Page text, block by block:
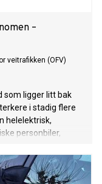
–
veitrafikken (OFV)
som ligger litt bak
i stadig flere
helelektrisk,
personbiler,
at elbilen er blitt